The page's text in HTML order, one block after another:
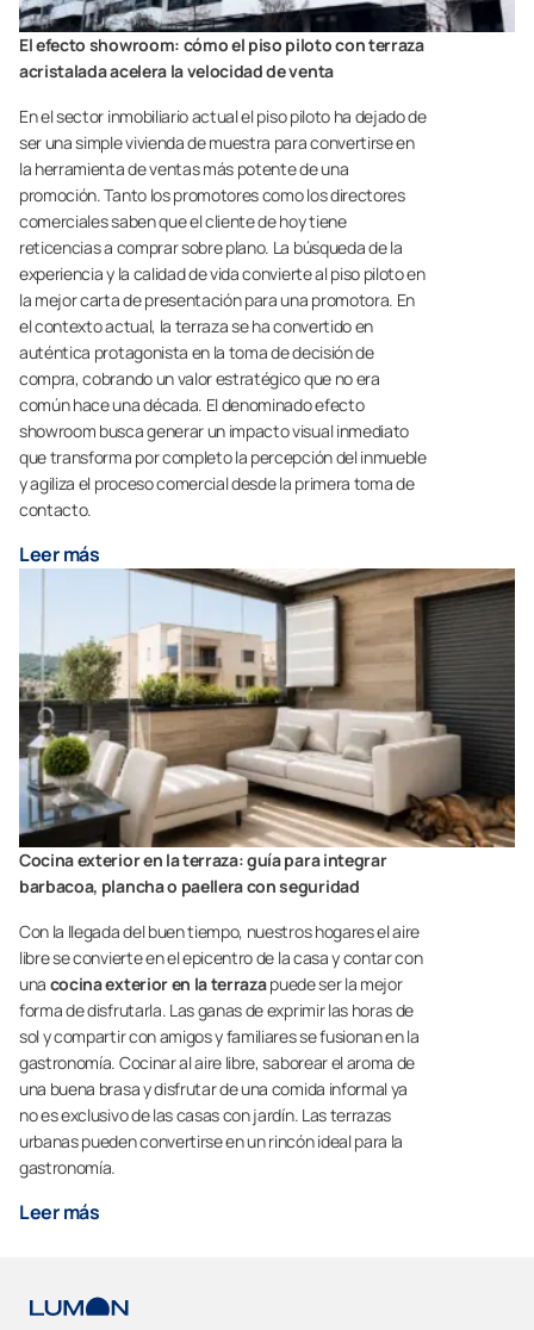
El efecto showroom: cómo el piso piloto con terraza
acristalada acelera la velocidad de venta
En el sector inmobiliario actual el piso piloto ha dejado de
ser una simple vivienda de muestra para convertirse en
la herramienta de ventas más potente de una
promoción. Tanto los promotores como los directores
comerciales saben que el cliente de hoy tiene
reticencias a comprar sobre plano. La búsqueda de la
experiencia y la calidad de vida convierte al piso piloto en
la mejor carta de presentación para una promotora. En
el contexto actual, la terraza se ha convertido en
auténtica protagonista en la toma de decisión de
compra, cobrando un valor estratégico que no era
común hace una década. El denominado efecto
showroom busca generar un impacto visual inmediato
que transforma por completo la percepción del inmueble
y agiliza el proceso comercial desde la primera toma de
contacto.
Leer más
Cocina exterior en la terraza: guía para integrar
barbacoa, plancha o paellera con seguridad
Con la llegada del buen tiempo, nuestros hogares el aire
libre se convierte en el epicentro de la casa y contar con
una cocina exterior en la terrazapuede ser la mejor
forma de disfrutarla. Las ganas de exprimir las horas de
sol y compartir con amigos y familiares se fusionan en la
gastronomía. Cocinar al aire libre, saborear el aroma de
una buena brasa y disfrutar de una comida informal ya
no es exclusivo de las casas con jardín. Las terrazas
urbanas pueden convertirse en un rincón ideal para la
gastronomía.
Leer más